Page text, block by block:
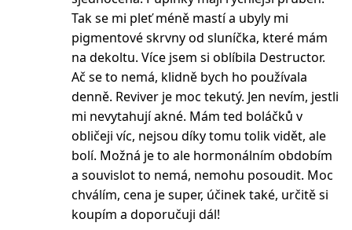
Tak se mi pleť méně mastí a ubyly mi
pigmentové skrvny od sluníčka, které mám
na dekoltu. Více jsem si oblíbila Destructor.
Ač se to nemá, klidně bych ho používala
denně. Reviver je moc tekutý. Jen nevím, jestli
mi nevytahují akné. Mám ted boláčků v
obličeji víc, nejsou díky tomu tolik vidět, ale
bolí. Možná je to ale hormonálním obdobím
a souvislot to nemá, nemohu posoudit. Moc
chválím, cena je super, účinek také, určitě si
koupím a doporučuji dál!